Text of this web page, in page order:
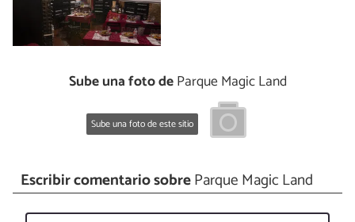
Sube una foto deParque Magic Land
Sube una foto de este sitio
Escribir comentario sobreParque Magic Land